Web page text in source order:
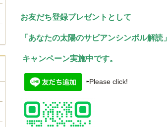
お友だち登録プレゼントとして
「あなたの太陽のサビアンシンボル解読」
キャンペーン実施中です。
⇦Please click!